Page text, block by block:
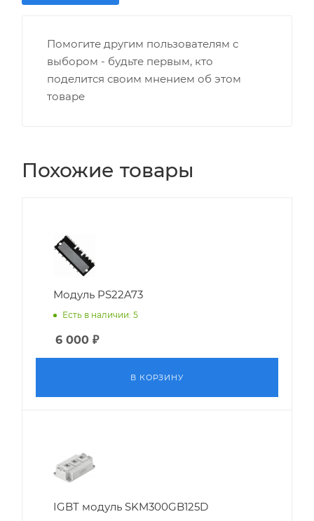
Помогите другим пользователям с
выбором - будьте первым, кто
поделится своим мнением об этом
товаре
Похожие товары
Модуль PS22A73
Есть в наличии: 5
6 000 ₽
В КОРЗИНУ
IGBT модуль SKM300GB125D